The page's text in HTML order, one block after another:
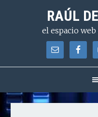
contenido
RAÚL
el espacio